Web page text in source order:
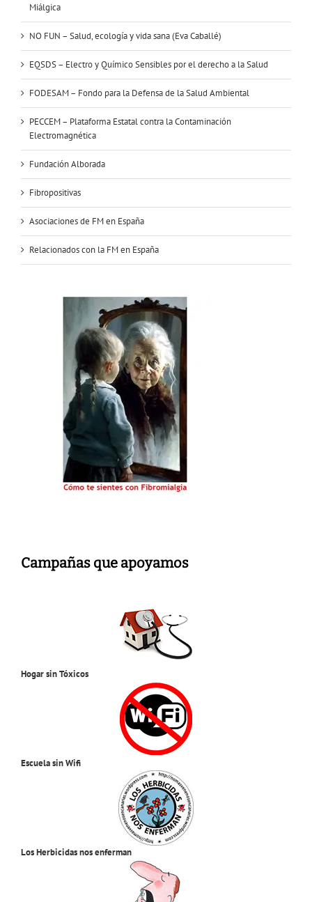
Miálgica
NO FUN – Salud, ecología y vida sana (Eva Caballé)
EQSDS – Electro y Químico Sensibles por el derecho a la Salud
FODESAM – Fondo para la Defensa de la Salud Ambiental
PECCEM – Plataforma Estatal contra la Contaminación
Electromagnética
Fundación Alborada
Fibropositivas
Asociaciones de FM en España
Relacionados con la FM en España
Campañas que apoyamos
Hogar sin Tóxicos
Escuela sin Wifi
Los Herbicidas nos enferman